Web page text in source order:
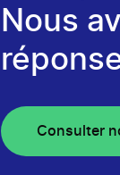
Nous
Consulter